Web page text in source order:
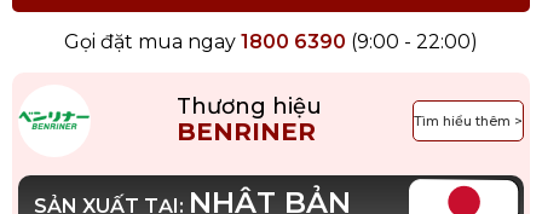
Gọi đặt mua ngay 1800 6390 (9:00 - 22:00)
Thương hiệu
BENRINER Tìm hiểu thêm >
SẢN XUẤT TẠI: NHẬT BẢN